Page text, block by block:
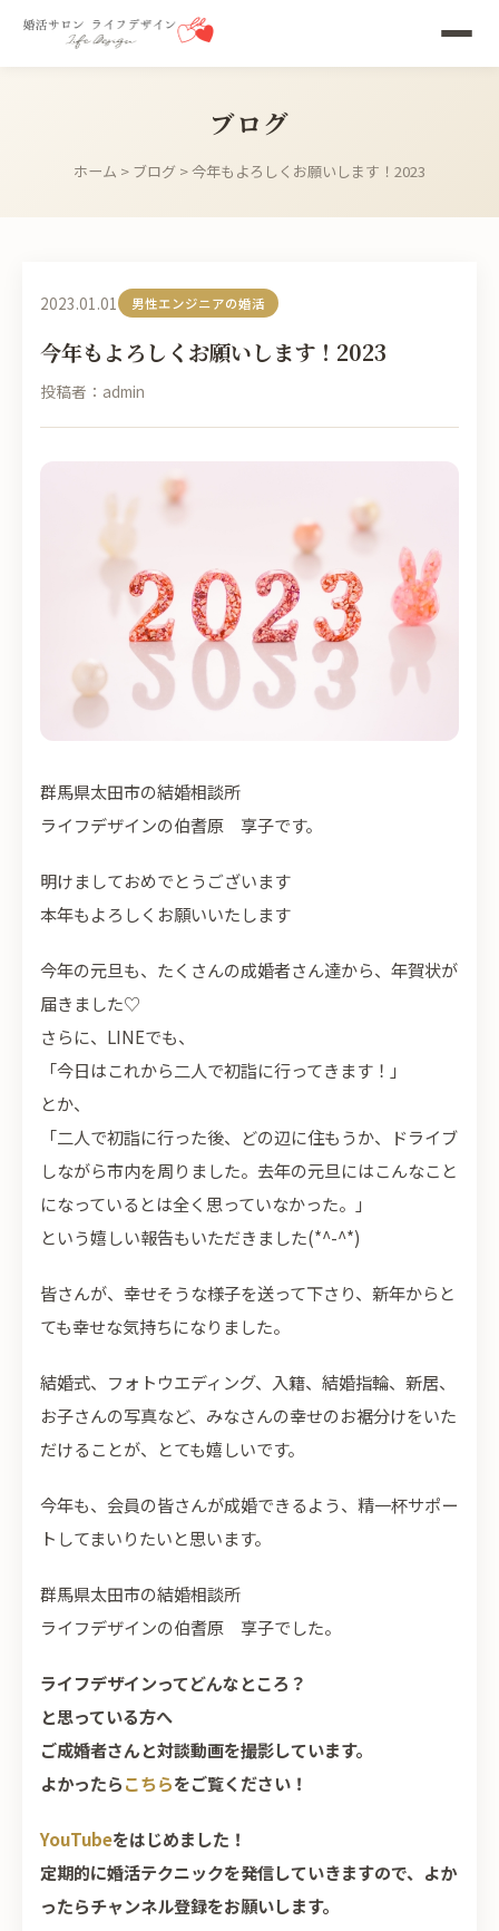
ブログ
ホーム > ブログ > 今年もよろしくお願いします！2023
2023.01.01 男性エンジニアの婚活
今年もよろしくお願いします！2023
投稿者：admin
群馬県太田市の結婚相談所
ライフデザインの伯耆原 享子です。
明けましておめでとうございます
本年もよろしくお願いいたします
今年の元旦も、たくさんの成婚者さん達から、年賀状が
届きました♡
さらに、LINEでも、
「今日はこれから二人で初詣に行ってきます！」
とか、
「二人で初詣に行った後、どの辺に住もうか、ドライブ
しながら市内を周りました。去年の元旦にはこんなこと
になっているとは全く思っていなかった。」
という嬉しい報告もいただきました(*^-^*)
皆さんが、幸せそうな様子を送って下さり、新年からと
ても幸せな気持ちになりました。
結婚式、フォトウエディング、入籍、結婚指輪、新居、
お子さんの写真など、みなさんの幸せのお裾分けをいた
だけることが、とても嬉しいです。
今年も、会員の皆さんが成婚できるよう、精一杯サポー
トしてまいりたいと思います。
群馬県太田市の結婚相談所
ライフデザインの伯耆原 享子でした。
ライフデザインってどんなところ？
と思っている方へ
ご成婚者さんと対談動画を撮影しています。
よかったらこちらをご覧ください！
YouTubeをはじめました！
定期的に婚活テクニックを発信していきますので、よか
ったらチャンネル登録をお願いします。